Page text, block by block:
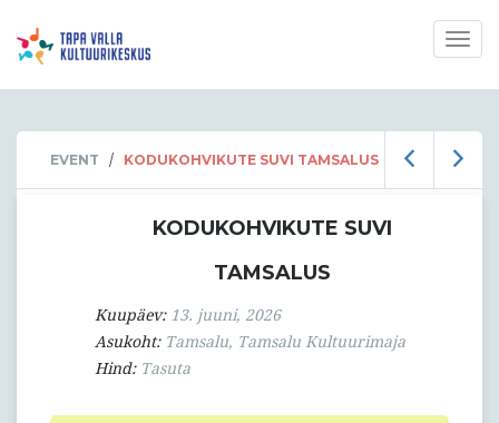
EVENT / KODUKOHVIKUTE SUVI TAMSALUS
KODUKOHVIKUTE SUVI
TAMSALUS
Kuupäev: 13. juuni, 2026
Asukoht: Tamsalu, Tamsalu Kultuurimaja
Hind: Tasuta